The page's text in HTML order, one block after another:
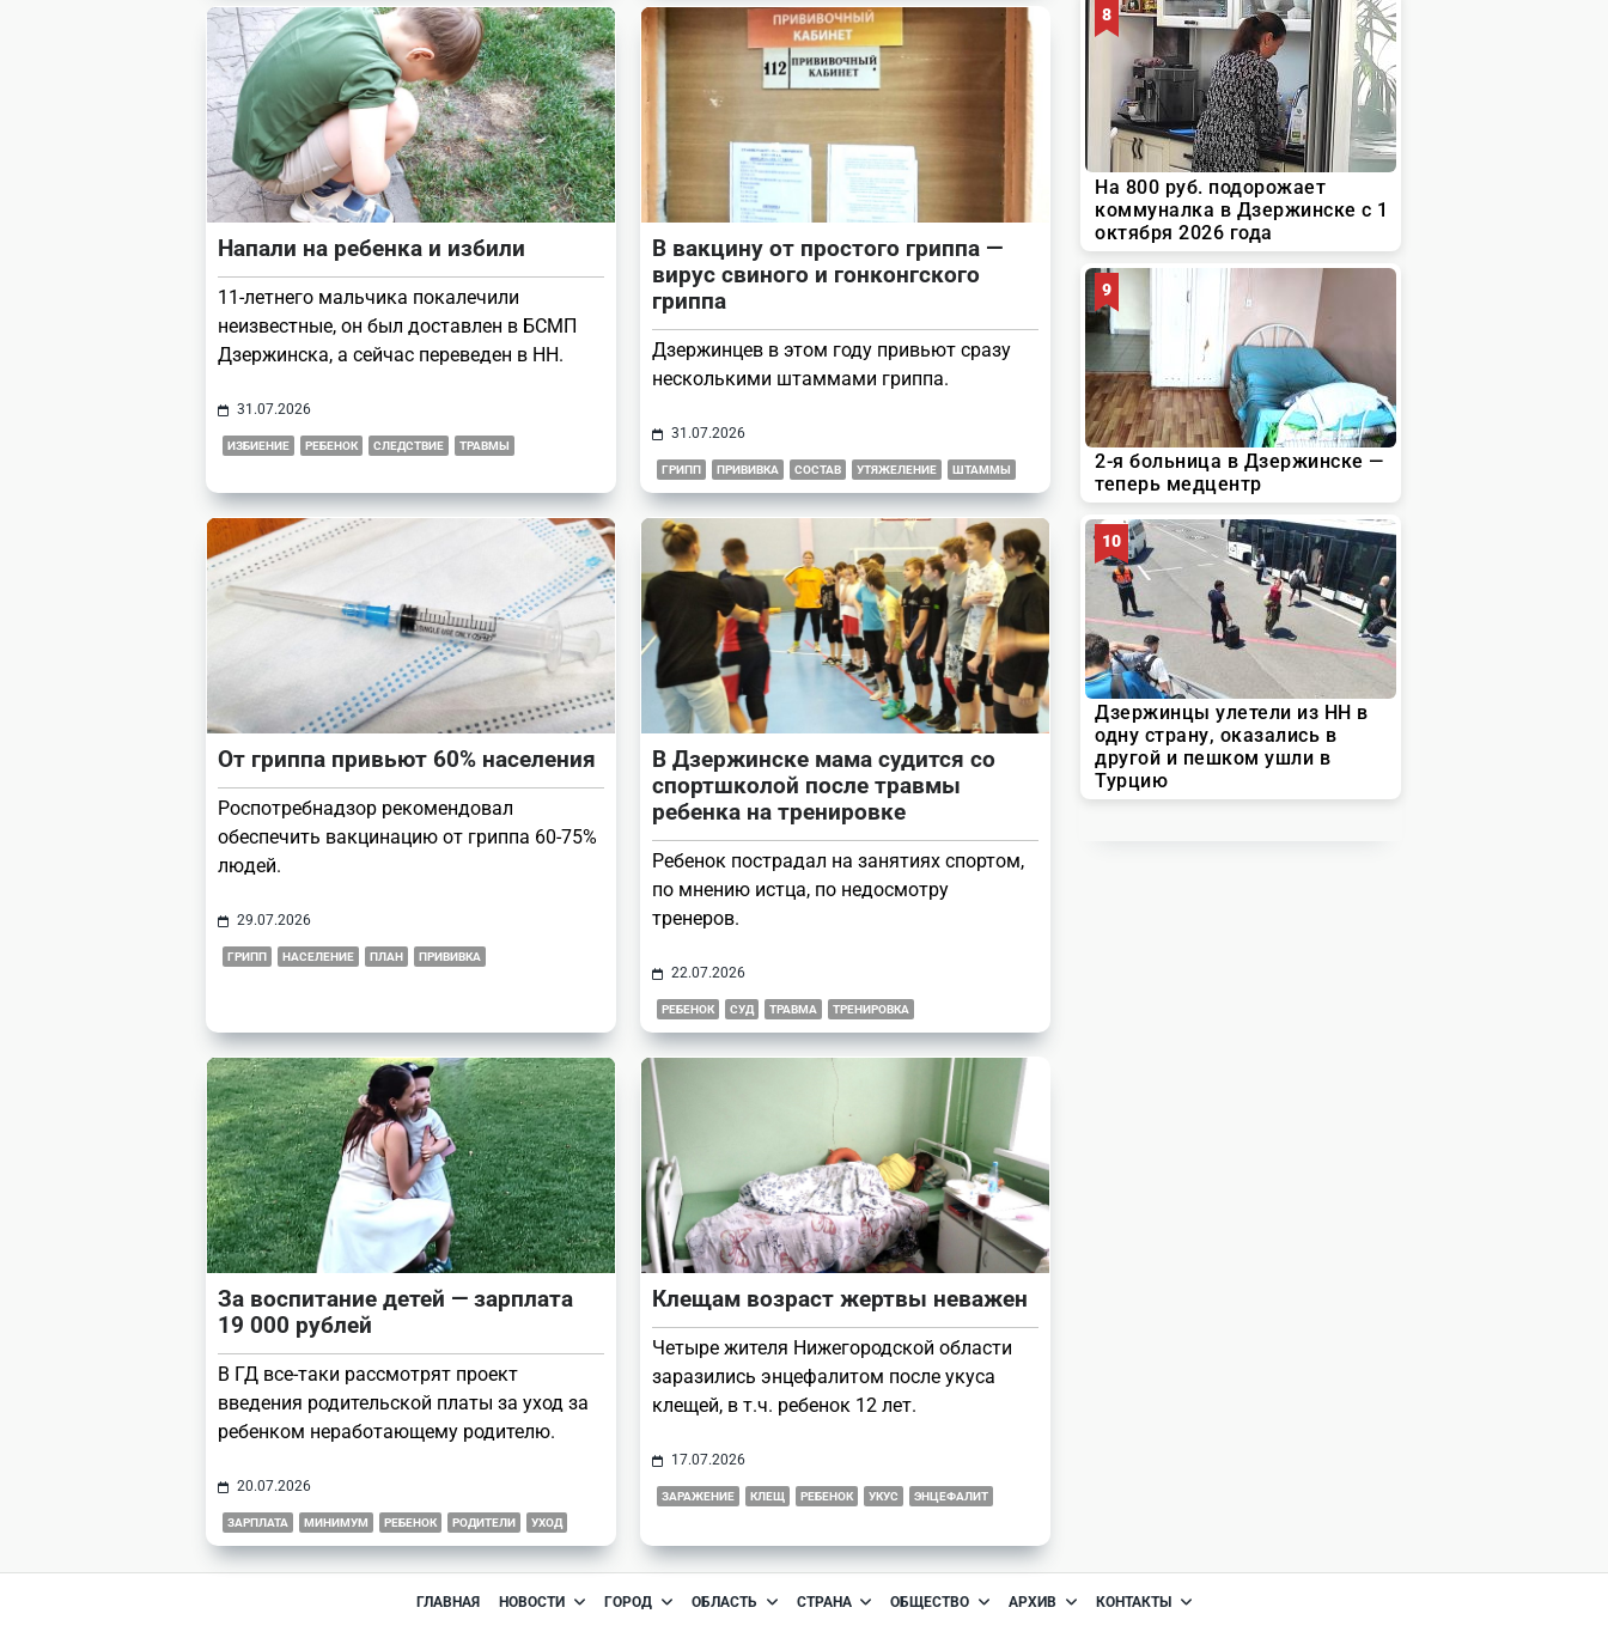
Напали на ребенка и избили
11-летнего мальчика покалечили
неизвестные, он был доставлен в БСМП
Дзержинска, а сейчас переведен в НН.
31.07.2026
ИЗБИЕНИЕ РЕБЕНОК СЛЕДСТВИЕ ТРАВМЫ
В вакцину от простого гриппа —
вирус свиного и гонконгского
гриппа
Дзержинцев в этом году привьют сразу
несколькими штаммами гриппа.
31.07.2026
ГРИПП ПРИВИВКА СОСТАВ УТЯЖЕЛЕНИЕ ШТАММЫ
От гриппа привьют 60% населения
Роспотребнадзор рекомендовал
обеспечить вакцинацию от гриппа 60-75%
людей.
29.07.2026
ГРИПП НАСЕЛЕНИЕ ПЛАН ПРИВИВКА
В Дзержинске мама судится со
спортшколой после травмы
ребенка на тренировке
Ребенок пострадал на занятиях спортом,
по мнению истца, по недосмотру
тренеров.
22.07.2026
РЕБЕНОК СУД ТРАВМА ТРЕНИРОВКА
За воспитание детей — зарплата
19 000 рублей
В ГД все-таки рассмотрят проект
введения родительской платы за уход за
ребенком неработающему родителю.
20.07.2026
ЗАРПЛАТА МИНИМУМ РЕБЕНОК РОДИТЕЛИ УХОД
Клещам возраст жертвы неважен
Четыре жителя Нижегородской области
заразились энцефалитом после укуса
клещей, в т.ч. ребенок 12 лет.
17.07.2026
ЗАРАЖЕНИЕ КЛЕЩ РЕБЕНОК УКУС ЭНЦЕФАЛИТ
ГЛАВНАЯ НОВОСТИ ГОРОД ОБЛАСТЬ СТРАНА ОБЩЕСТВО АРХИВ КОНТАКТЫ